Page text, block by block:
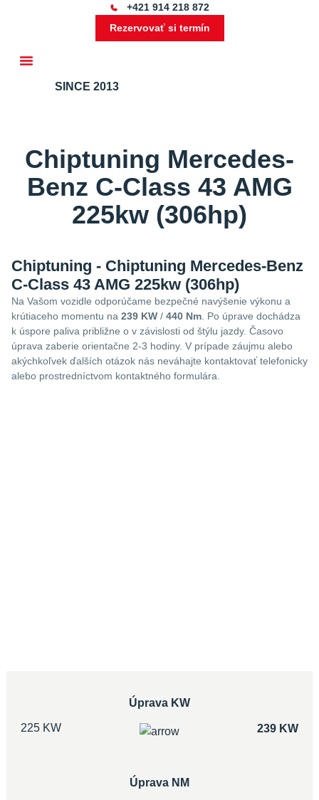
+421 914 218 872
Rezervovať si termín
SINCE 2013
Chiptuning Mercedes-
Benz C-Class 43 AMG
225kw (306hp)
Chiptuning - Chiptuning Mercedes-Benz
C-Class 43 AMG 225kw (306hp)
Na Vašom vozidle odporúčame bezpečné navýšenie výkonu a
krútiaceho momentu na 239 KW / 440 Nm . Po úprave dochádza
k úspore paliva približne o v závislosti od štýlu jazdy. Časovo
úprava zaberie orientačne 2-3 hodiny. V prípade záujmu alebo
akýchkoľvek ďalších otázok nás neváhajte kontaktovať telefonicky
alebo prostredníctvom kontaktného formulára.
Úprava KW
225 KW 239 KW
Úprava NM